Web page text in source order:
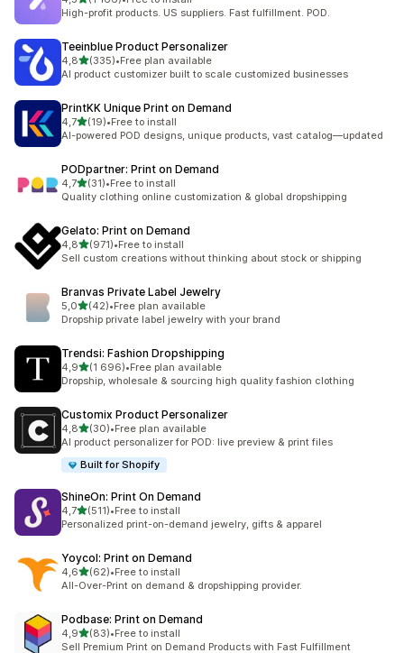
Łączna liczba recenzji: 1166
High-profit products. US suppliers. Fast fulfillment. POD.
Teeinblue Product Personalizer
4,8na 5 gwiazdek
(335)
Łączna liczba recenzji: 335
•Free plan available
AI product customizer built to scale customized businesses
PrintKK Unique Print on Demand
4,7na 5 gwiazdek
(19)
Łączna liczba recenzji: 19
•Free to install
AI-powered POD designs, unique products, vast catalog—updated
PODpartner: Print on Demand
4,7na 5 gwiazdek
(31)
Łączna liczba recenzji: 31
•Free to install
Quality clothing online customization & global dropshipping
Gelato: Print on Demand
4,8na 5 gwiazdek
(971)
Łączna liczba recenzji: 971
•Free to install
Sell custom creations without thinking about stock or shipping
Branvas Private Label Jewelry
5,0na 5 gwiazdek
(42)
Łączna liczba recenzji: 42
•Free plan available
Dropship private label jewelry with your brand
Trendsi: Fashion Dropshipping
4,9na 5 gwiazdek
(1 696)
Łączna liczba recenzji: 1696
•Free plan available
Dropship, wholesale & sourcing high quality fashion clothing
Customix Product Personalizer
4,8na 5 gwiazdek
(30)
Łączna liczba recenzji: 30
•Free plan available
AI product personalizer for POD: live preview & print files
Built for Shopify
ShineOn: Print On Demand
4,7na 5 gwiazdek
(511)
Łączna liczba recenzji: 511
•Free to install
Personalized print-on-demand jewelry, gifts & apparel
Yoycol: Print on Demand
4,6na 5 gwiazdek
(62)
Łączna liczba recenzji: 62
•Free to install
All-Over-Print on demand & dropshipping provider.
Podbase: Print on Demand
4,9na 5 gwiazdek
(83)
Łączna liczba recenzji: 83
•Free to install
Sell Premium Print on Demand Products with Fast Fulfillment